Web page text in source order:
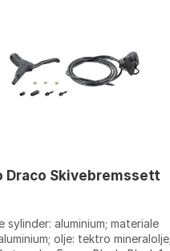
Draco Skivebremssett
sylinder: aluminium; materiale
olje: tektro